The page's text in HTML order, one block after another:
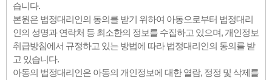
습니다.
본원은 법정대리인의 동의를 받기 위하여 아동으로부터 법정대리
인의 성명과 연락처 등 최소한의 정보를 수집하고 있으며, 개인정보
취급방침에서 규정하고 있는 방법에 따라 법정대리인의 동의를 받
고 있습니다.
아동의 법정대리인은 아동의 개인정보에 대한 열람, 정정 및 삭제를